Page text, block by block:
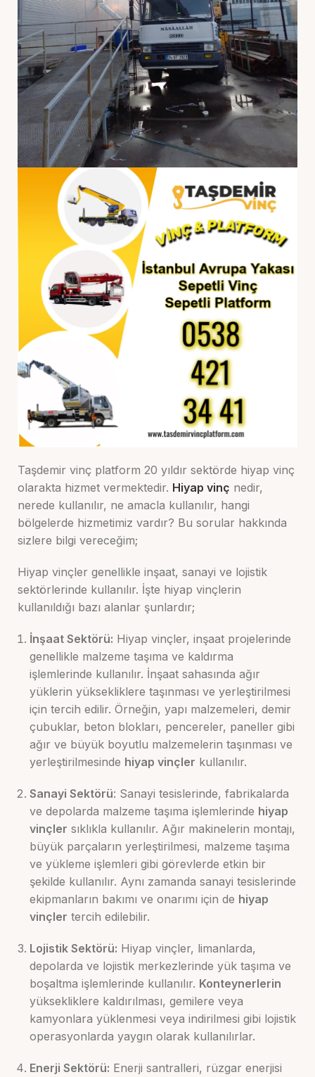
Taşdemir vinç platform 20 yıldır sektörde hiyap vinç
olarakta hizmet vermektedir. Hiyap vinç nedir,
nerede kullanılır, ne amacla kullanılır, hangi
bölgelerde hizmetimiz vardır? Bu sorular hakkında
sizlere bilgi vereceğim;
Hiyap vinçler genellikle inşaat, sanayi ve lojistik
sektörlerinde kullanılır. İşte hiyap vinçlerin
kullanıldığı bazı alanlar şunlardır;
İnşaat Sektörü: Hiyap vinçler, inşaat projelerinde
genellikle malzeme taşıma ve kaldırma
işlemlerinde kullanılır. İnşaat sahasında ağır
yüklerin yüksekliklere taşınması ve yerleştirilmesi
için tercih edilir. Örneğin, yapı malzemeleri, demir
çubuklar, beton blokları, pencereler, paneller gibi
ağır ve büyük boyutlu malzemelerin taşınması ve
yerleştirilmesinde hiyap vinçler kullanılır.
Sanayi Sektörü: Sanayi tesislerinde, fabrikalarda
ve depolarda malzeme taşıma işlemlerinde hiyap
vinçler sıklıkla kullanılır. Ağır makinelerin montajı,
büyük parçaların yerleştirilmesi, malzeme taşıma
ve yükleme işlemleri gibi görevlerde etkin bir
şekilde kullanılır. Aynı zamanda sanayi tesislerinde
ekipmanların bakımı ve onarımı için de hiyap
vinçler tercih edilebilir.
Lojistik Sektörü: Hiyap vinçler, limanlarda,
depolarda ve lojistik merkezlerinde yük taşıma ve
boşaltma işlemlerinde kullanılır. Konteynerlerin
yüksekliklere kaldırılması, gemilere veya
kamyonlara yüklenmesi veya indirilmesi gibi lojistik
operasyonlarda yaygın olarak kullanılırlar.
Enerji Sektörü: Enerji santralleri, rüzgar enerjisi